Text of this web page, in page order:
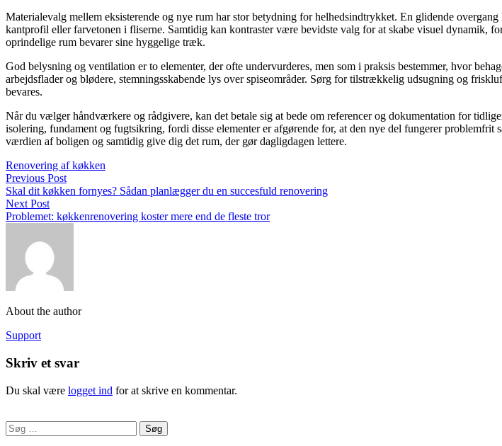
Materialevalg mellem eksisterende og nye rum har stor betydning for helhedsindtrykket. En glidende
kantprofil eller farvetonen i fliserne. Samtidig kan kontraster være bevidste valg for at skabe visuel dynamik,
oprindelige rum bevarer sine hyggelige træk.
God belysning og ventilation er to elementer, der ofte undervurderes, men som i praksis bestemmer, hvor
arbejdsflader og blødere, stemningsskabende lys over spiseområder. Sørg for tilstrækkelig udsugning og
bevares.
Når du vælger håndværkere og rådgivere, kan det betale sig at bede om referencer og dokumentation for
isolering, fundament og fugtsikring, fordi disse elementer er afgørende for, at den nye del fungerer
værdien af boligen og samtidig give dig det rum, der gør dagligdagen lettere.
Renovering af køkken
Previous Post
Skal dit køkken fornyes? Sådan planlægger du en succesfuld renovering
Next Post
Problemet: køkkenrenovering koster mere end de fleste tror
About the author
Support
Skriv et svar
Du skal være logget ind for at skrive en kommentar.
Søg
efter: